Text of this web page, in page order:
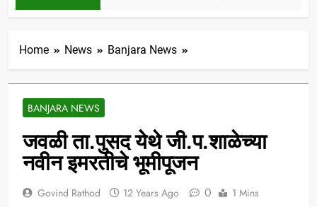
4 Years Ago
Home News Banjara News
BANJARA NEWS
जवळी ता.पुसद येथे जी.प.शाळेच्या
नवीन इमरतीचे भूमीपूजन
Govind Rathod 12 Years Ago 0 1 Mins